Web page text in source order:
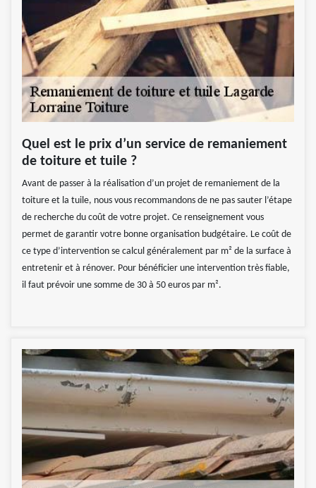
Quel est le prix d’un service de remaniement
de toiture et tuile ?
Avant de passer à la réalisation d’un projet de remaniement de la
toiture et la tuile, nous vous recommandons de ne pas sauter l’étape
de recherche du coût de votre projet. Ce renseignement vous
permet de garantir votre bonne organisation budgétaire. Le coût de
ce type d’intervention se calcul généralement par m² de la surface à
entretenir et à rénover. Pour bénéficier une intervention très fiable,
il faut prévoir une somme de 30 à 50 euros par m².